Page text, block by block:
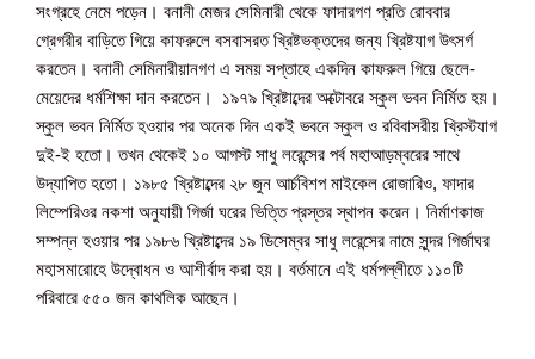
সংগ্রহে নেমে পড়েন। বনানী মেজর সেমিনারী থেকে ফাদারগণ প্রতি রোববার
গ্রেগরীর বাড়িতে গিয়ে কাফরুলে বসবাসরত খ্রিষ্টভক্তদের জন্য খ্রিষ্টযাগ উৎসর্গ
করতেন। বনানী সেমিনারীয়ানগণ এ সময় সপ্তাহে একদিন কাফরুল গিয়ে ছেলে-
মেয়েদের ধর্মশিক্ষা দান করতেন। ১৯৭৯ খ্রিষ্টাব্দের অক্টোবরে স্কুল ভবন নির্মিত হয়।
স্কুল ভবন নির্মিত হওয়ার পর অনেক দিন একই ভবনে স্কুল ও রবিবাসরীয় খ্রিস্টযাগ
দুই-ই হতো। তখন থেকেই ১০ আগস্ট সাধু লরেন্সের পর্ব মহাআড়ম্বরের সাথে
উদ্যাপিত হতো। ১৯৮৫ খ্রিষ্টাব্দের ২৮ জুন আর্চবিশপ মাইকেল রোজারিও, ফাদার
লিম্পেরিওর নকশা অনুযায়ী গির্জা ঘরের ভিত্তি প্রস্তর স্থাপন করেন। নির্মাণকাজ
সম্পন্ন হওয়ার পর ১৯৮৬ খ্রিষ্টাব্দের ১৯ ডিসেম্বর সাধু লরেন্সের নামে সুন্দর গির্জাঘর
মহাসমারোহে উদ্বোধন ও আশীর্বাদ করা হয়। বর্তমানে এই ধর্মপল্লীতে ১১০টি
পরিবারে ৫৫০ জন কাথলিক আছেন।